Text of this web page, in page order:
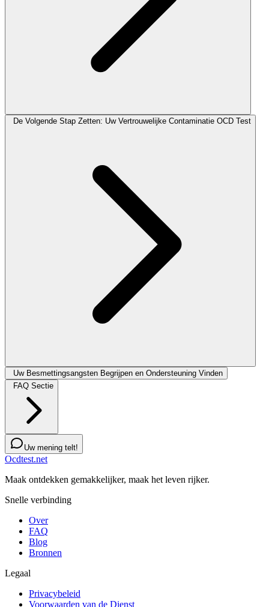
De Volgende Stap Zetten: Uw Vertrouwelijke Contaminatie OCD Test
Uw Besmettingsangsten Begrijpen en Ondersteuning Vinden
FAQ Sectie
Uw mening telt!
Ocdtest.net
Maak ontdekken gemakkelijker, maak het leven rijker.
Snelle verbinding
Over
FAQ
Blog
Bronnen
Legaal
Privacybeleid
Voorwaarden van de Dienst